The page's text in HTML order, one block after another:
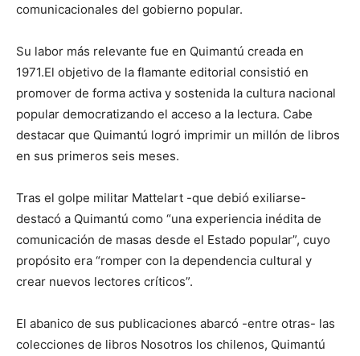
comunicacionales del gobierno popular.
Su labor más relevante fue en Quimantú creada en
1971.El objetivo de la flamante editorial consistió en
promover de forma activa y sostenida la cultura nacional
popular democratizando el acceso a la lectura. Cabe
destacar que Quimantú logró imprimir un millón de libros
en sus primeros seis meses.
Tras el golpe militar Mattelart -que debió exiliarse-
destacó a Quimantú como “una experiencia inédita de
comunicación de masas desde el Estado popular”, cuyo
propósito era “romper con la dependencia cultural y
crear nuevos lectores críticos”.
El abanico de sus publicaciones abarcó -entre otras- las
colecciones de libros Nosotros los chilenos, Quimantú